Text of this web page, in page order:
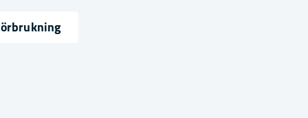
mm diameter upptill och